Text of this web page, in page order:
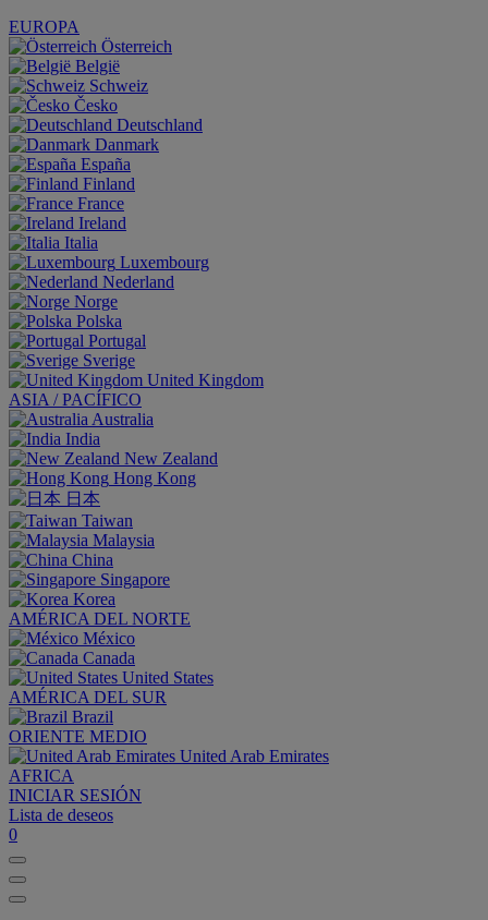
EUROPA
Österreich
België
Schweiz
Česko
Deutschland
Danmark
España
Finland
France
Ireland
Italia
Luxembourg
Nederland
Norge
Polska
Portugal
Sverige
United Kingdom
ASIA / PACÍFICO
Australia
India
New Zealand
Hong Kong
日本
Taiwan
Malaysia
China
Singapore
Korea
AMÉRICA DEL NORTE
México
Canada
United States
AMÉRICA DEL SUR
Brazil
ORIENTE MEDIO
United Arab Emirates
AFRICA
INICIAR SESIÓN
Lista de deseos
0